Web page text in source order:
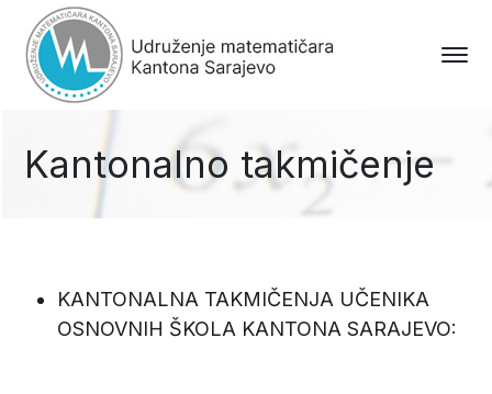
Kantonalno takmičenje
KANTONALNA TAKMIČENJA UČENIKA
OSNOVNIH ŠKOLA KANTONA SARAJEVO: